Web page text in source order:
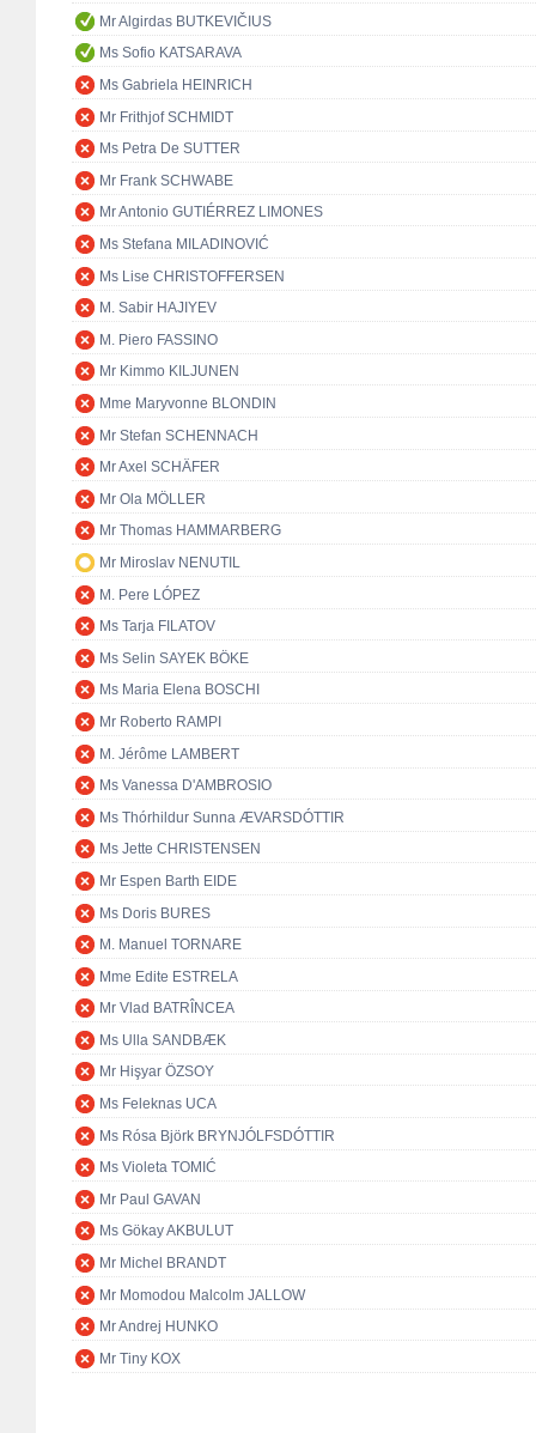
Mr Algirdas BUTKEVIČIUS
Ms Sofio KATSARAVA
Ms Gabriela HEINRICH
Mr Frithjof SCHMIDT
Ms Petra De SUTTER
Mr Frank SCHWABE
Mr Antonio GUTIÉRREZ LIMONES
Ms Stefana MILADINOVIĆ
Ms Lise CHRISTOFFERSEN
M. Sabir HAJIYEV
M. Piero FASSINO
Mr Kimmo KILJUNEN
Mme Maryvonne BLONDIN
Mr Stefan SCHENNACH
Mr Axel SCHÄFER
Mr Ola MÖLLER
Mr Thomas HAMMARBERG
Mr Miroslav NENUTIL
M. Pere LÓPEZ
Ms Tarja FILATOV
Ms Selin SAYEK BÖKE
Ms Maria Elena BOSCHI
Mr Roberto RAMPI
M. Jérôme LAMBERT
Ms Vanessa D'AMBROSIO
Ms Thórhildur Sunna ÆVARSDÓTTIR
Ms Jette CHRISTENSEN
Mr Espen Barth EIDE
Ms Doris BURES
M. Manuel TORNARE
Mme Edite ESTRELA
Mr Vlad BATRÎNCEA
Ms Ulla SANDBÆK
Mr Hişyar ÖZSOY
Ms Feleknas UCA
Ms Rósa Björk BRYNJÓLFSDÓTTIR
Ms Violeta TOMIĆ
Mr Paul GAVAN
Ms Gökay AKBULUT
Mr Michel BRANDT
Mr Momodou Malcolm JALLOW
Mr Andrej HUNKO
Mr Tiny KOX